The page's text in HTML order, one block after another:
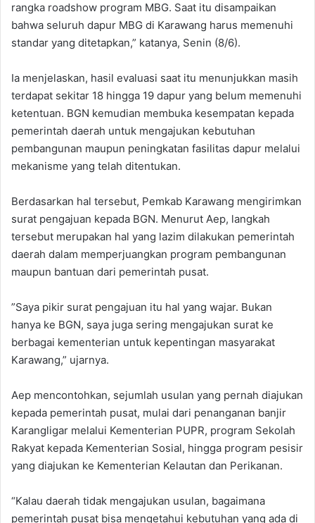
rangka roadshow program MBG. Saat itu disampaikan
bahwa seluruh dapur MBG di Karawang harus memenuhi
standar yang ditetapkan,” katanya, Senin (8/6).
‎‎Ia menjelaskan, hasil evaluasi saat itu menunjukkan masih
terdapat sekitar 18 hingga 19 dapur yang belum memenuhi
ketentuan. BGN kemudian membuka kesempatan kepada
pemerintah daerah untuk mengajukan kebutuhan
pembangunan maupun peningkatan fasilitas dapur melalui
mekanisme yang telah ditentukan.
‎‎Berdasarkan hal tersebut, Pemkab Karawang mengirimkan
surat pengajuan kepada BGN. Menurut Aep, langkah
tersebut merupakan hal yang lazim dilakukan pemerintah
daerah dalam memperjuangkan program pembangunan
maupun bantuan dari pemerintah pusat.
‎”Saya pikir surat pengajuan itu hal yang wajar. Bukan
hanya ke BGN, saya juga sering mengajukan surat ke
berbagai kementerian untuk kepentingan masyarakat
Karawang,” ujarnya.
‎‎Aep mencontohkan, sejumlah usulan yang pernah diajukan
kepada pemerintah pusat, mulai dari penanganan banjir
Karangligar melalui Kementerian PUPR, program Sekolah
Rakyat kepada Kementerian Sosial, hingga program pesisir
yang diajukan ke Kementerian Kelautan dan Perikanan. ‎
“Kalau daerah tidak mengajukan usulan, bagaimana
pemerintah pusat bisa mengetahui kebutuhan yang ada di